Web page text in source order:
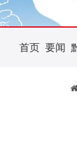
首页 要闻